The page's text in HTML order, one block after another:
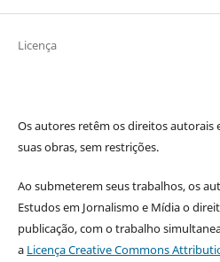
Licença
Os autores retêm os direitos autorais
suas obras, sem restrições.
Ao submeterem seus trabalhos, os
Estudos em Jornalismo e Mídia o
publicação, com o trabalho
a Licença Creative Commons